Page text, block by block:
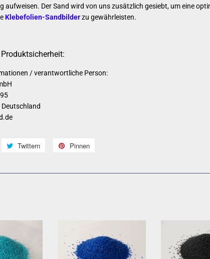
aufweisen. Der Sand wird von uns zusätzlich gesiebt, um eine
Klebefolien-Sandbilderzu gewährleisten.
/ verantwortliche Person:
Deutschland
Twittern
twittern
Pinnen
pinnen